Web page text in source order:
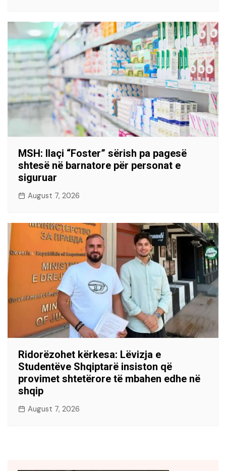
MSH: Ilaçi “Foster” sërish pa pagesë
shtesë në barnatore për personat e
siguruar
August 7, 2026
Ridorëzohet kërkesa: Lëvizja e
Studentëve Shqiptarë insiston që
provimet shtetërore të mbahen edhe në
shqip
August 7, 2026